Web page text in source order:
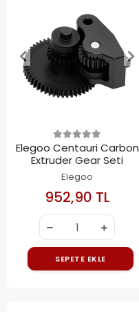
Elegoo Centauri Carbon
Extruder Gear Seti
Elegoo
952,90 TL
SEPETE EKLE